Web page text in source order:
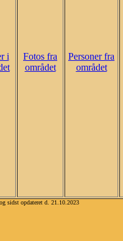
i
Fotos fra
området
Personer fra
området
sidst opdateret d. 21.10.2023